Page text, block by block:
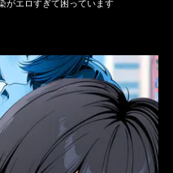
がエロすぎて困っています